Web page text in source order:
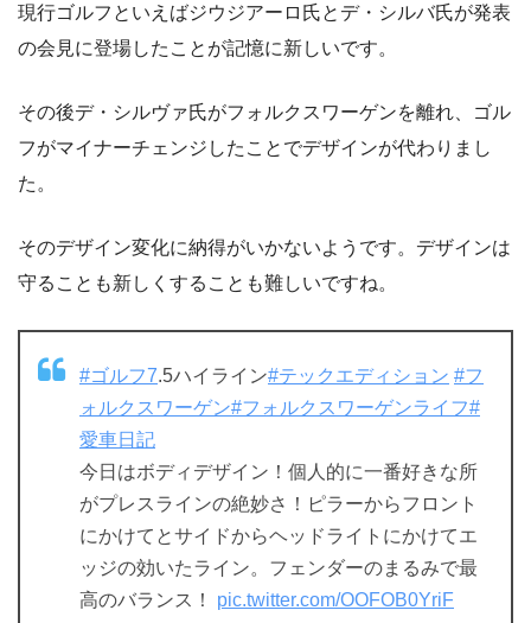
現行ゴルフといえばジウジアーロ氏とデ・シルバ氏が発表
の会見に登場したことが記憶に新しいです。
その後デ・シルヴァ氏がフォルクスワーゲンを離れ、ゴル
フがマイナーチェンジしたことでデザインが代わりまし
た。
そのデザイン変化に納得がいかないようです。デザインは
守ることも新しくすることも難しいですね。
#ゴルフ7.5ハイライン#テックエディション #フ
ォルクスワーゲン#フォルクスワーゲンライフ#
愛車日記
今日はボディデザイン！個人的に一番好きな所
がプレスラインの絶妙さ！ピラーからフロント
にかけてとサイドからヘッドライトにかけてエ
ッジの効いたライン。フェンダーのまるみで最
高のバランス！ pic.twitter.com/OOFOB0YriF